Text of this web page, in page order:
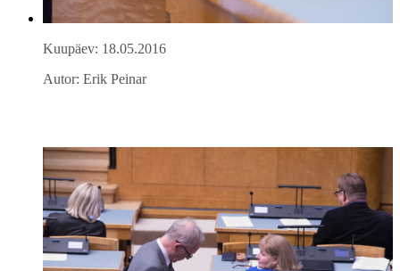
Kuupäev: 18.05.2016
Autor: Erik Peinar